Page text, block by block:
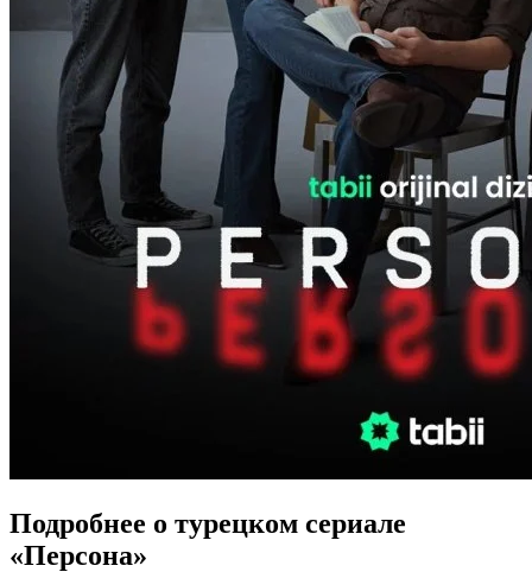
Подробнее о турецком сериале
«Персона»